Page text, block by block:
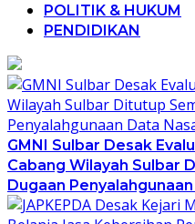
POLITIK & HUKUM
PENDIDIKAN
GMNI Sulbar Desak
Cabang Wilayah Sulbar
Dugaan